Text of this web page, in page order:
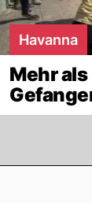
Havanna
Mehr